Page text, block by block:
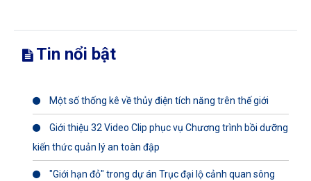
Tin nổi bật
Một số thống kê về thủy điện tích năng trên thế giới
Giới thiệu 32 Video Clip phục vụ Chương trình bồi dưỡng
kiến thức quản lý an toàn đập
"Giới hạn đỏ" trong dự án Trục đại lộ cảnh quan sông